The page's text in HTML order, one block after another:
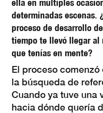
ella en múltiples
determinadas escenas.
proceso de desarrollo
tiempo te llevó llegar
que tenías en mente?
El proceso comenzó
la búsqueda de
Cuando ya tuve una
hacia dónde quería